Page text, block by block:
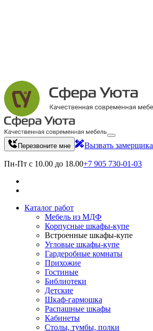
Перезвоните мне Вызвать замерщика
Пн-Пт с 10.00 до 18.00+7 905 730-01-03
Каталог работ
Мебель из МДФ
Корпусные шкафы-купе
Встроенные шкафы-купе
Угловые шкафы-купе
Гардеробные комнаты
Прихожие
Гостиные
Библиотеки
Детские
Шкаф-гармошка
Распашные шкафы
Кабинеты
Столы, тумбы, полки